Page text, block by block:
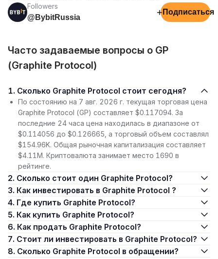
Followers
@BybitRussia
+ Подписаться
Часто задаваемые вопросы о GP
(Graphite Protocol)
1. Сколько Graphite Protocol стоит сегодня?
По состоянию на 7 авг. 2026 г. текущая торговая цена
Graphite Protocol (GP) составляет $0.117094. За
последние 24 часа цена находилась в диапазоне от
$0.114056 до $0.126665, а торговый объем составлял
$154.96K. Общая рыночная капитализация составляет
$4.11M. Криптовалюта занимает место 1690 в
рейтинге.
2. Сколько стоит один Graphite Protocol?
3. Как инвестировать в Graphite Protocol ?
4. Где купить Graphite Protocol?
5. Как купить Graphite Protocol?
6. Как продать Graphite Protocol?
7. Стоит ли инвестировать в Graphite Protocol?
8. Сколько Graphite Protocol в обращении?